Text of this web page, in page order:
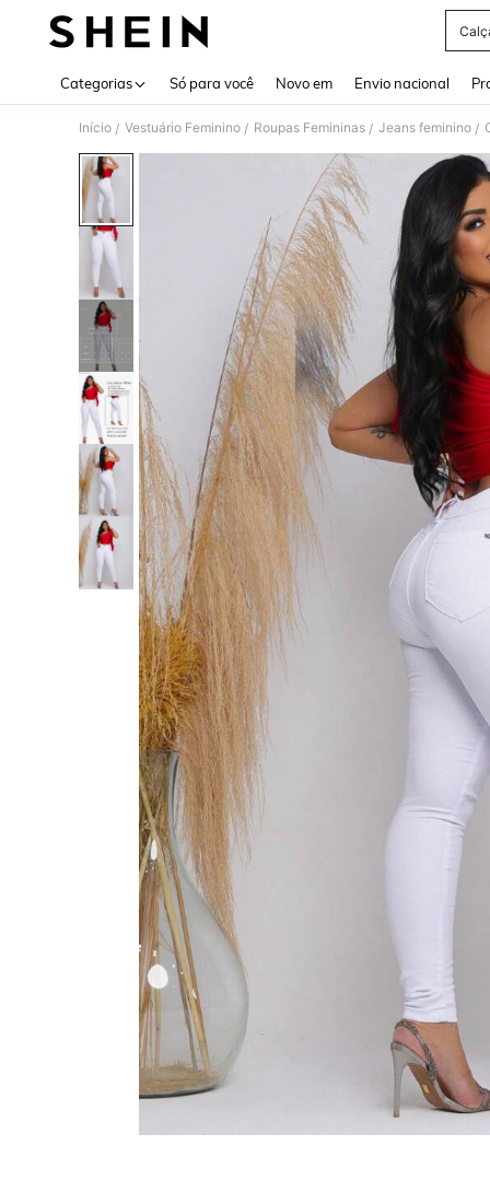
Categorias Só para você Novo em Envio nacional
Início / Vestuário Feminino / Roupas Femininas / Jeans feminino /